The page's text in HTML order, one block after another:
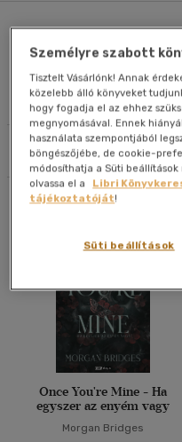
Morgan Bridges
Művei
Szűrés
Eladott darabszám
Eladott darabszám
Cím szerint A-Z
Szerző szerint A-Z
Megjelenítés
20 db / oldal
Once You're Mine - Ha
egyszer az enyém vagy
Morgan Bridges
Személyre szabott
Tisztelt Vásárlónk! Annak
közelebb álló könyveket
hogy fogadja el az ehhez
megnyomásával. Ennek
használata szempontjából
böngészőjébe, de cookie-
módosíthatja a Süti
olvassa el a
Libri
tájékoztatóját!
Süti beállítások